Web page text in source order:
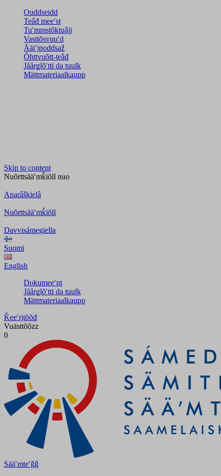
Ouddseidd
Teâđ meeʹst
Tuʹmmstõktuâjj
Vasttõsvuuʹd
Ääiʹjpoddsaž
Õhttvuõtt-teâđ
Jåårǥlõʹtti da tuulk
Mättmateriaalkaupp
Skip to content
Nuõrttsääʹmǩiõll nuo
Anarâškielâ
Nuõrttsääʹmǩiõll
Davvisámegiella
Suomi
English
Dokumeeʹnt
Jåårǥlõʹtti da tuulk
Mättmateriaalkaupp
Ǩeeʹrjtõõđ
Vuästtõõzz
0
Sääʹmteʹǧǧ